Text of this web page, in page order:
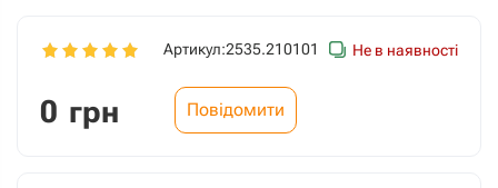
Артикул:2535.210101 Не в наявності
0 грн Повідомити